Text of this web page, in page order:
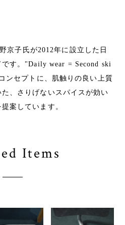
京子氏が2012年に設立した日
す。"Daily wear = Second ski
ンセプトに、肌触りの良い上質
、さりげないスパイスが効い
案しています。
Items